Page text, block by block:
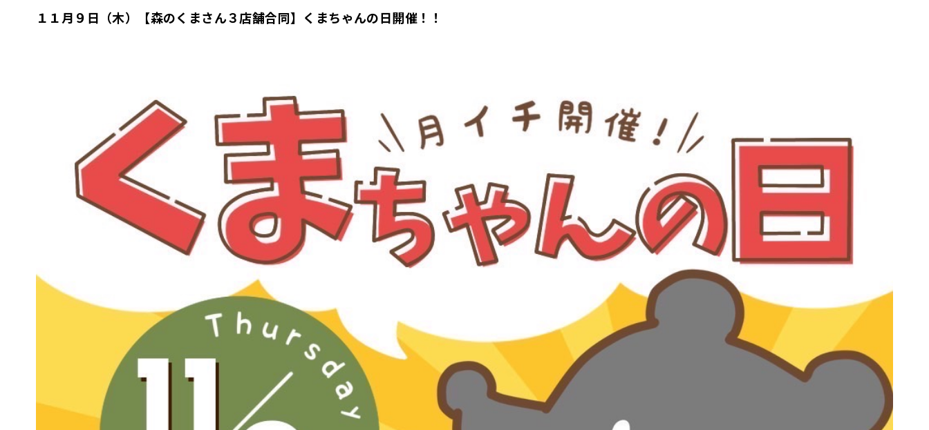
１１月９日（木）【森のくまさん３店舗合同】くまちゃんの日開催！！